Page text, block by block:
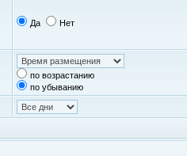
Да Нет
по возрастанию
по убыванию